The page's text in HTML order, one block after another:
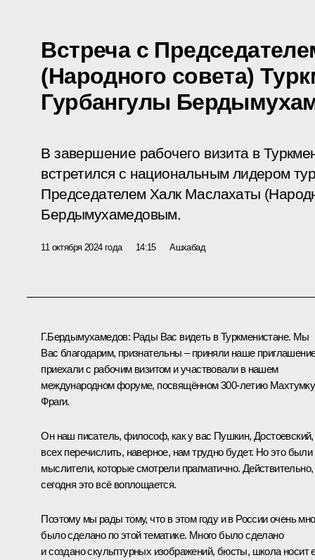
Встреча с
(Народного совета)
Гурбангулы
В завершение рабочего визита в
встретился с национальным лидером
Председателем Халк Маслахаты
Бердымухамедовым.
11 октября 2024 года 14:15 Ашхабад
Г.Бердымухамедов: Рады Вас видеть в Туркменистане. Мы
Вас благодарим, признательны – приняли наше
приехали с рабочим визитом и участвовали в нашем
международном форуме, посвящённом 300-летию
Фраги.
Он наш писатель, философ, как у вас Пушкин, Достоевский,
всех перечислить, наверное, нам трудно будет. Но это были
мыслители, которые смотрели прагматично. Действительно,
сегодня это всё воплощается.
Поэтому мы рады тому, что в этом году и в России очень
было сделано по этой тематике. Много было сделано
и создано скульптурных изображений, бюсты, школа носит